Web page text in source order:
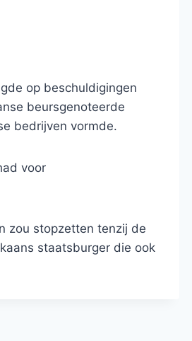
op beschuldigingen
beursgenoteerde
bedrijven vormde.
voor
zou stopzetten tenzij de
staatsburger die ook